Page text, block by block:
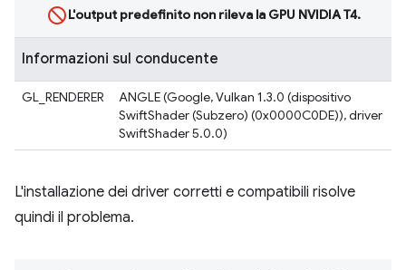
L'output predefinito non rileva la GPU NVIDIA T4.
Informazioni sul conducente
GL_RENDERER
ANGLE (Google, Vulkan 1.3.0 (dispositivo
SwiftShader (Subzero) (0x0000C0DE)), driver
SwiftShader 5.0.0)
L'installazione dei driver corretti e compatibili risolve
quindi il problema.